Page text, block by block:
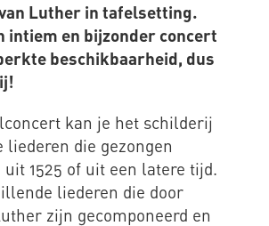
Luther in tafelsetting.
intiem en bijzonder concert
beschikbaarheid, dus
kan je het schilderij
liederen die gezongen
1525 of uit een latere tijd.
liederen die door
zijn gecomponeerd en